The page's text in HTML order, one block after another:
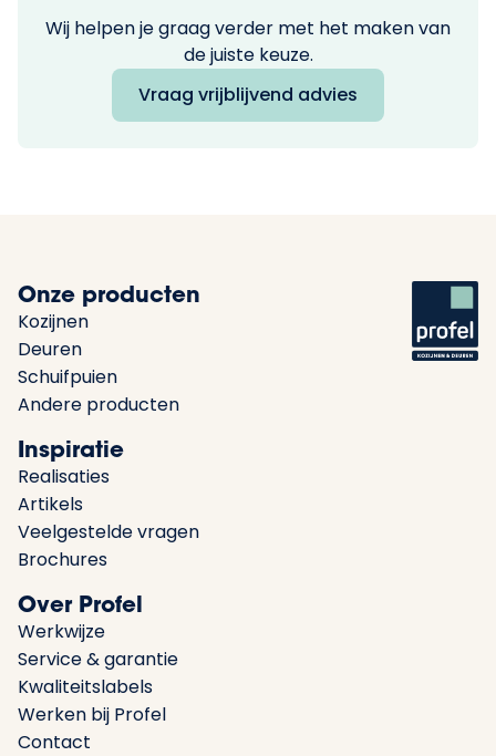
Wij helpen je graag verder met het maken van
de juiste keuze.
Vraag vrijblijvend advies
Onze producten
Kozijnen
Deuren
Schuifpuien
Andere producten
Inspiratie
Realisaties
Artikels
Veelgestelde vragen
Brochures
Over Profel
Werkwijze
Service & garantie
Kwaliteitslabels
Werken bij Profel
Contact